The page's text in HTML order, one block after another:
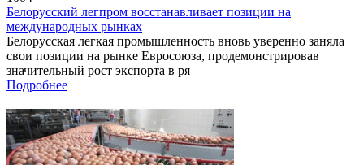
Белорусский легпром восстанавливает позиции на
международных рынках
Белорусская легкая промышленность вновь уверенно заняла
свои позиции на рынке Евросоюза, продемонстрировав
значительный рост экспорта в ря
Подробнее